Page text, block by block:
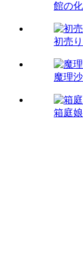
館の
初売
魔理
箱庭娘